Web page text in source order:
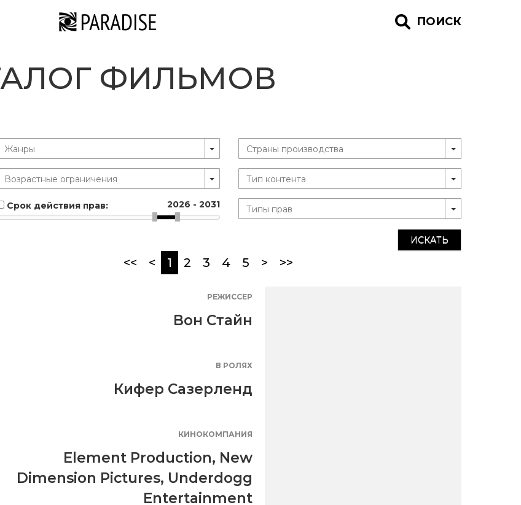
ПОИСК
ФИЛЬМОВ
Срок действия прав: 2026 - 2031
ИСКАТЬ
<<
< 1 (current)
2 3 4 5 > >>
РЕЖИССЕР
Вон Стайн
В РОЛЯХ
Кифер Сазерленд
КИНОКОМПАНИЯ
Element Production, New
Dimension Pictures, Underdogg
Entertainment